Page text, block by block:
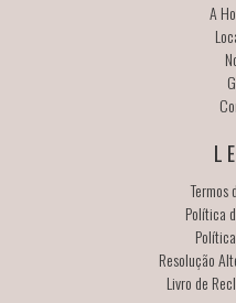
A
Termos
Política
Resolução
Livro de